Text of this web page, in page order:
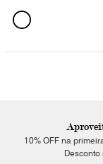
10% OFF na
Desconto